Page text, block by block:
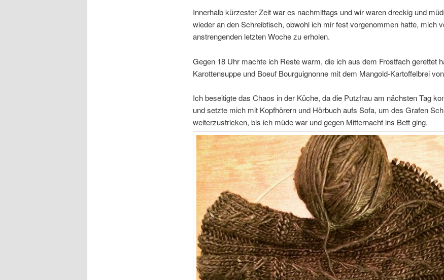
Innerhalb kürzester Zeit war es nachmittags und wir waren dreckig und
wieder an den Schreibtisch, obwohl ich mir fest vorgenommen hatte, mich
anstrengenden letzten Woche zu erholen.
Gegen 18 Uhr machte ich Reste warm, die ich aus dem Frostfach gerettet
Karottensuppe und Boeuf Bourguignonne mit dem Mangold-Kartoffelbrei
Ich beseitigte das Chaos in der Küche, da die Putzfrau am nächsten Tag
und setzte mich mit Kopfhörern und Hörbuch aufs Sofa, um des Grafen
weiterzustricken, bis ich müde war und gegen Mitternacht ins Bett ging.